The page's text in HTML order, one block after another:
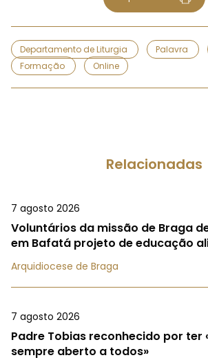
Departamento de Liturgia Palavra
Formação
Online
Relacionadas
7 agosto 2026
Voluntários da missão de Braga
em Bafatá projeto de educação
Arquidiocese de Braga
7 agosto 2026
Padre Tobias reconhecido por ter
sempre aberto a todos»